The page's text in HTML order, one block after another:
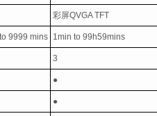
彩屏QVGA TFT
9999 mins 1min to 99h59mins
3
●
●